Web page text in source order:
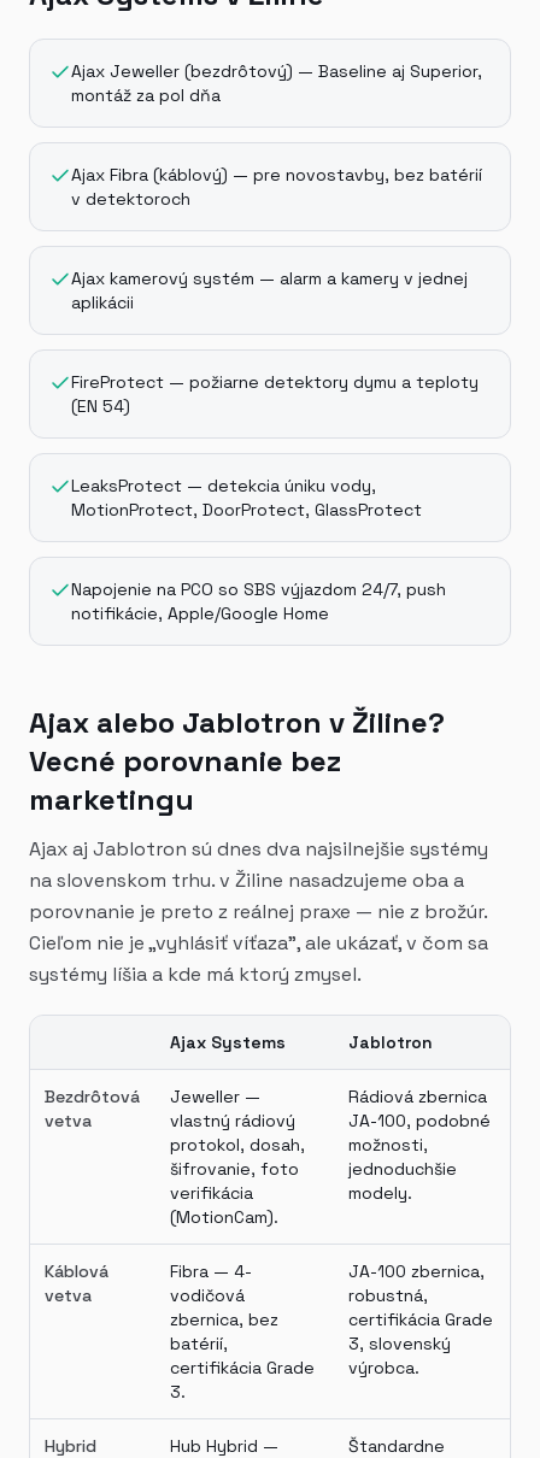
Ajax Jeweller (bezdrôtový) — Baseline aj Superior,
montáž za pol dňa
Ajax Fibra (káblový) — pre novostavby, bez batérií
v detektoroch
Ajax kamerový systém — alarm a kamery v jednej
aplikácii
FireProtect — požiarne detektory dymu a teploty
(EN 54)
LeaksProtect — detekcia úniku vody,
MotionProtect, DoorProtect, GlassProtect
Napojenie na PCO so SBS výjazdom 24/7, push
notifikácie, Apple/Google Home
Ajax alebo Jablotron v Žiline?
Vecné porovnanie bez
marketingu
Ajax aj Jablotron sú dnes dva najsilnejšie systémy
na slovenskom trhu. v Žiline nasadzujeme oba a
porovnanie je preto z reálnej praxe — nie z brožúr.
Cieľom nie je „vyhlásiť víťaza", ale ukázať, v čom sa
systémy líšia a kde má ktorý zmysel.
Ajax Systems Jablotron
Bezdrôtová
vetva
Jeweller —
vlastný rádiový
protokol, dosah,
šifrovanie, foto
verifikácia
(MotionCam).
Rádiová zbernica
JA-100, podobné
možnosti,
jednoduchšie
modely.
Káblová
vetva
Fibra — 4-
vodičová
zbernica, bez
batérií,
certifikácia Grade
3.
JA-100 zbernica,
robustná,
certifikácia Grade
3, slovenský
výrobca.
Hybrid
Hub Hybrid —
Štandardne